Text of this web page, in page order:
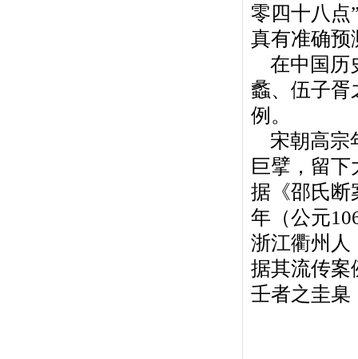
零四十八点
真有准确预
在中国历
蠡、伍子胥
例。
宋朝高宗
巨擘，留
据《邵氏断
年（公元
浙江衢州人
据其流传案
壬者之圭臬